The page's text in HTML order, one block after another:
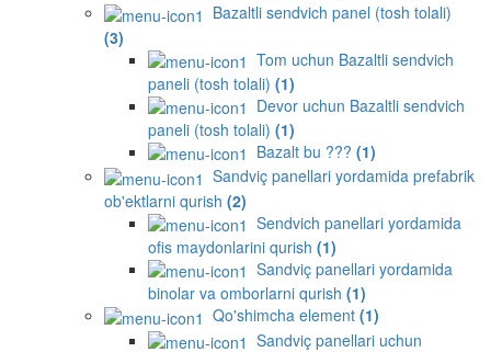
Bazaltli sendvich panel (tosh tolali)
(3)
Tom uchun Bazaltli sendvich
paneli (tosh tolali) (1)
Devor uchun Bazaltli sendvich
paneli (tosh tolali) (1)
Bazalt bu ??? (1)
Sandviç panellari yordamida prefabrik
ob'ektlarni qurish (2)
Sendvich panellari yordamida
ofis maydonlarini qurish (1)
Sandviç panellari yordamida
binolar va omborlarni qurish (1)
Qo'shimcha element (1)
Sandviç panellari uchun